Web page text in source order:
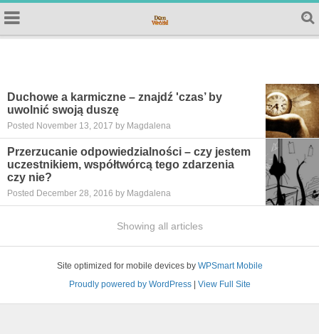
Duchowe a karmiczne – znajdź 'czas’ by
uwolnić swoją duszę
Posted November 13, 2017 by Magdalena
Przerzucanie odpowiedzialności – czy jestem
uczestnikiem, współtwórcą tego zdarzenia
czy nie?
Posted December 28, 2016 by Magdalena
Showing all articles
Site optimized for mobile devices by WPSmart Mobile
Proudly powered by WordPress| View Full Site